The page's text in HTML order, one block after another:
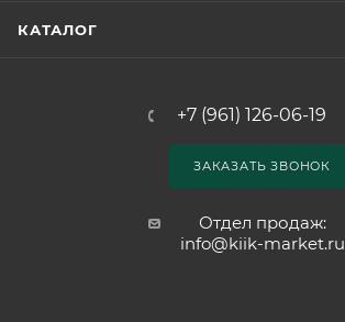
КАТАЛОГ
+7 (961) 126-06-19
ЗАКАЗАТЬ ЗВОНОК
Отдел продаж:
info@kiik-market.ru